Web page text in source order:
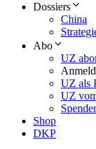
Dossiers
China
Abo
UZ
UZ als
UZ
Shop
DKP